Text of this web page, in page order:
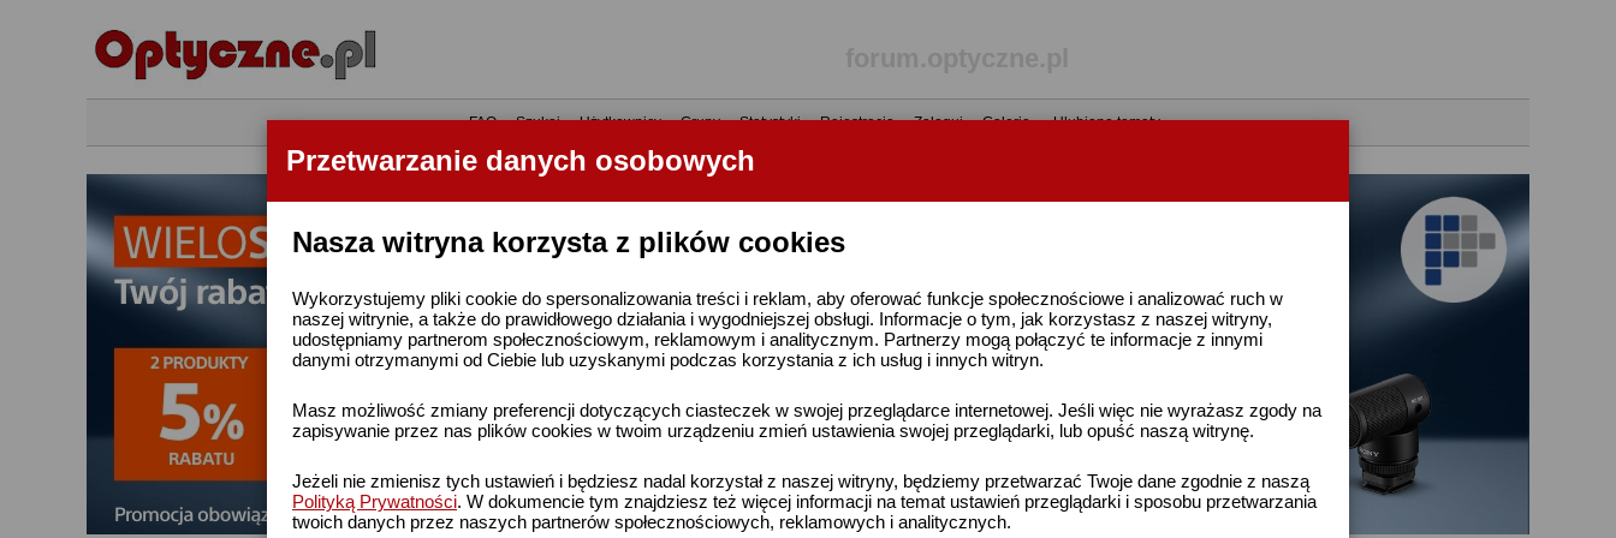
Przetwarzanie danych osobowych
Nasza witryna korzysta z plików cookies
Wykorzystujemy pliki cookie do spersonalizowania treści i reklam, aby oferować funkcje społecznościowe i analizować ruch w
naszej witrynie, a także do prawidłowego działania i wygodniejszej obsługi. Informacje o tym, jak korzystasz z naszej witryny,
udostępniamy partnerom społecznościowym, reklamowym i analitycznym. Partnerzy mogą połączyć te informacje z innymi
danymi otrzymanymi od Ciebie lub uzyskanymi podczas korzystania z ich usług i innych witryn.
Masz możliwość zmiany preferencji dotyczących ciasteczek w swojej przeglądarce internetowej. Jeśli więc nie wyrażasz zgody na
zapisywanie przez nas plików cookies w twoim urządzeniu zmień ustawienia swojej przeglądarki, lub opuść naszą witrynę.
Jeżeli nie zmienisz tych ustawień i będziesz nadal korzystał z naszej witryny, będziemy przetwarzać Twoje dane zgodnie z naszą
Polityką Prywatności. W dokumencie tym znajdziesz też więcej informacji na temat ustawień przeglądarki i sposobu przetwarzania
twoich danych przez naszych partnerów społecznościowych, reklamowych i analitycznych.
•FAQ•Szukaj•Użytkownicy•Grupy•Statystyki•Rejestracja•Zaloguj•Galerie• Ulubione tematy